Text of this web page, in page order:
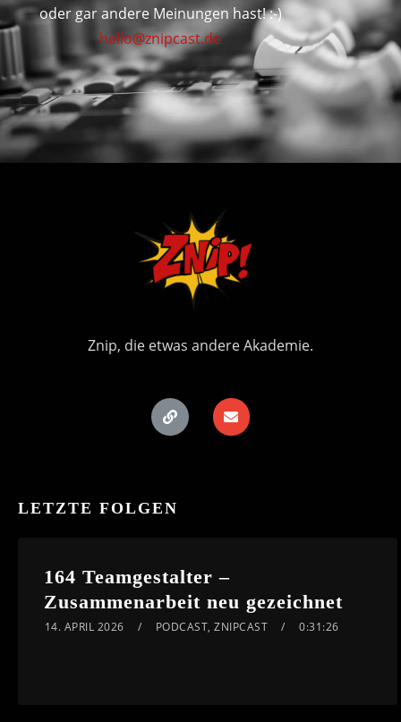
oder gar andere Meinungen hast! :-)
hello@znipcast.de
Znip, die etwas andere Akademie.
LETZTE FOLGEN
164 Teamgestalter –
Zusammenarbeit neu gezeichnet
14. APRIL 2026 PODCAST,ZNIPCAST 0:31:26